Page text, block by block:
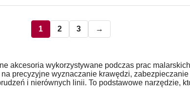
1 2 3 →
akcesoria wykorzystywane podczas prac
precyzyjne wyznaczanie krawędzi,
i nierównych linii. To podstawowe narzędzie,